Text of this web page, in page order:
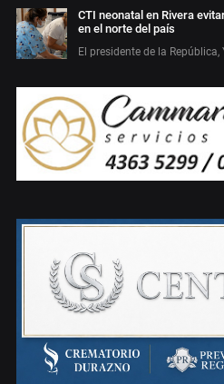
CTI neonatal en Rivera
en el norte del país
El presidente de la